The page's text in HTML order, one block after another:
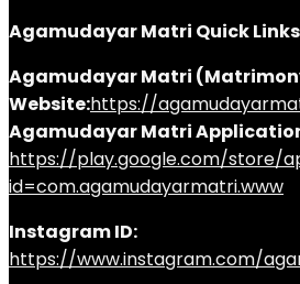
Agamudayar Matri Quick Links
Agamudayar Matri
Website:https://
Agamudayar Matri
https://play.google.com/store/
id=com.agamudayarmatri.www
Instagram ID:
https://www.instagram.com/